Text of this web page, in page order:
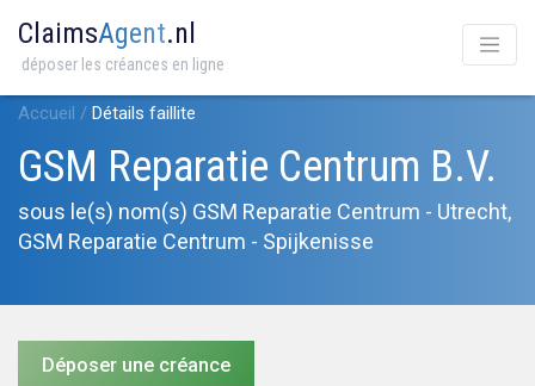
ClaimsAgent.nl
déposer les créances en ligne
Accueil / Détails faillite
GSM Reparatie Centrum B.V.
sous le(s) nom(s) GSM Reparatie Centrum - Utrecht,
GSM Reparatie Centrum - Spijkenisse
Déposer une créance